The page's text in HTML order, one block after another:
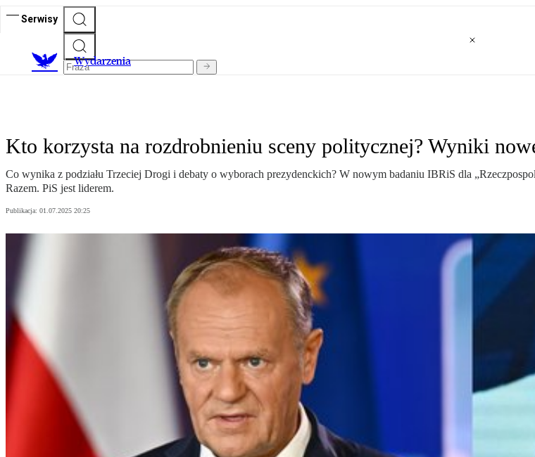
Serwisy
Wydarzenia
Kto korzysta na rozdrobnieniu sceny politycznej? Wyniki
Co wynika z podziału Trzeciej Drogi i debaty o wyborach prezydenckich? W nowym badaniu IBRiS dla
Razem. PiS jest liderem.
Publikacja: 01.07.2025 20:25